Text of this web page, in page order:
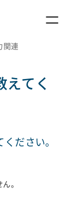
関連
えてく
ださい。
。